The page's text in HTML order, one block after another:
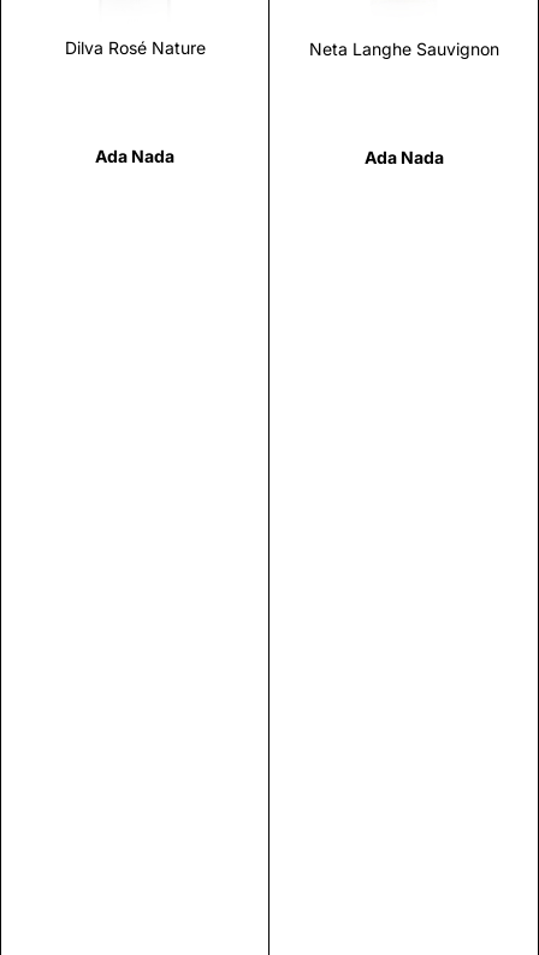
Dilva Rosé Nature
Ada Nada
Neta Langhe Sauvignon
Ada Nada